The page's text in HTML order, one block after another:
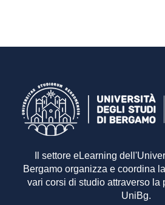
Il settore eLearning
Bergamo organizza e coordina
vari corsi di studio attraverso la
UniBg.